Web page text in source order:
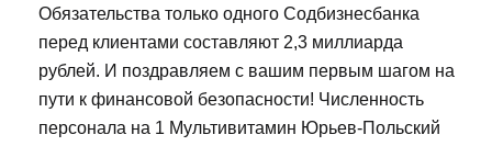
Обязательства только одного Содбизнесбанка
перед клиентами составляют 2,3 миллиарда
рублей. И поздравляем с вашим первым шагом на
пути к финансовой безопасности! Численность
персонала на 1 Мультивитамин Юрьев-Польский